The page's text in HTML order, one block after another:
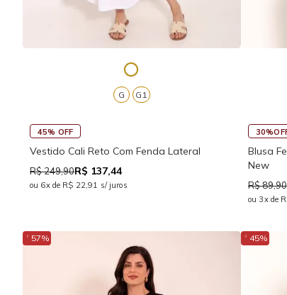
G G1
45% OFF
Vestido Cali Reto Com Fenda Lateral
R$ 249,90R$ 137,44
ou 6x de R$ 22,91 s/ juros
Blusa
New
R$ 89,90
ou 3x de
↓ 57% ↓ 45%